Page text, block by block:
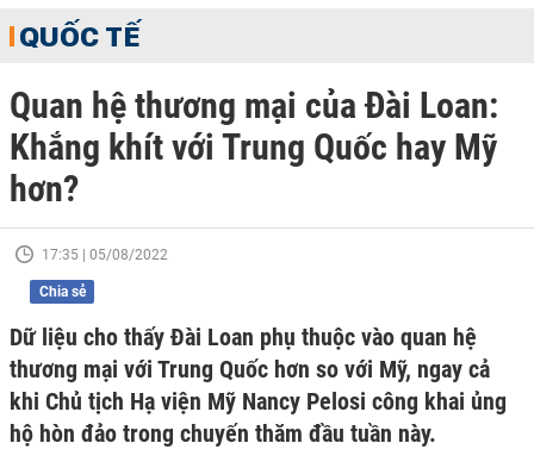
QUỐC TẾ
Quan hệ thương mại của Đài Loan:
Khắng khít với Trung Quốc hay Mỹ
hơn?
17:35 | 05/08/2022
Chia sẻ
Dữ liệu cho thấy Đài Loan phụ thuộc vào quan hệ
thương mại với Trung Quốc hơn so với Mỹ, ngay cả
khi Chủ tịch Hạ viện Mỹ Nancy Pelosi công khai ủng
hộ hòn đảo trong chuyến thăm đầu tuần này.